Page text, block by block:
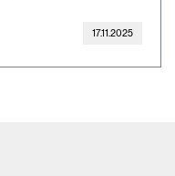
17.11.2025